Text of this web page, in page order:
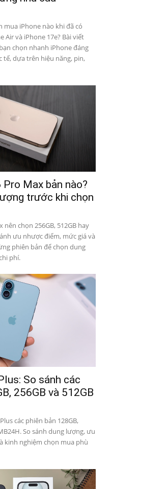
mua iPhone nào khi đã có
Air và iPhone 17e? Bài viết
chọn nhanh iPhone đáng
tế, dựa trên hiệu năng, pin,
Max bản nào?
trước khi chọn
nên chọn 256GB, 512GB hay
ưu nhược điểm, mức giá và
phiên bản để chọn dung
phí.
So sánh các
256GB và 512GB
các phiên bản 128GB,
So sánh dung lượng, ưu
kinh nghiệm chọn mua phù